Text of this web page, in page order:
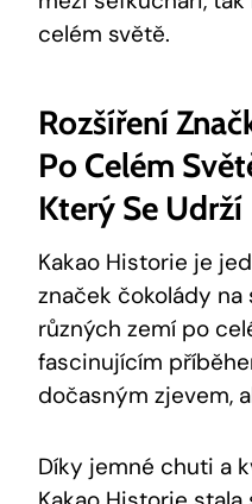
celém světě.
Rozšíření
Po Celém
Který Se ⁢udrží
Kakao Historie je
značek ‍čokolády na
různých zemí po
fascinujícím
dočasným zjevem,
Díky​ jemné chuti a